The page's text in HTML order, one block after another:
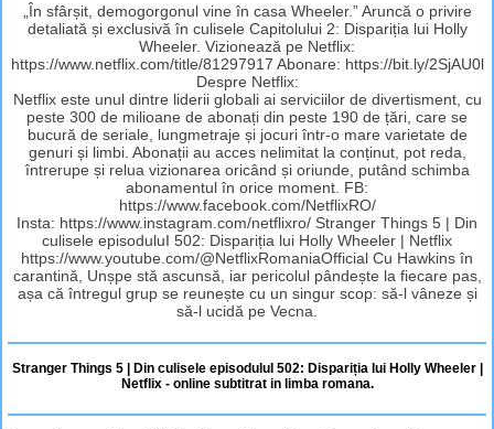
„În sfârșit, demogorgonul vine în casa Wheeler.” Aruncă o privire
detaliată și exclusivă în culisele Capitolului 2: Dispariția lui Holly
Wheeler. Vizionează pe Netflix:
https://www.netflix.com/title/81297917 Abonare: https://bit.ly/2SjAU0l
Despre Netflix:
Netflix este unul dintre liderii globali ai serviciilor de divertisment, cu
peste 300 de milioane de abonați din peste 190 de țări, care se
bucură de seriale, lungmetraje și jocuri într-o mare varietate de
genuri și limbi. Abonații au acces nelimitat la conținut, pot reda,
întrerupe și relua vizionarea oricând și oriunde, putând schimba
abonamentul în orice moment. FB:
https://www.facebook.com/NetflixRO/
Insta: https://www.instagram.com/netflixro/ Stranger Things 5 | Din
culisele episoduluI 502: Dispariția lui Holly Wheeler | Netflix
https://www.youtube.com/@NetflixRomaniaOfficial Cu Hawkins în
carantină, Unșpe stă ascunsă, iar pericolul pândește la fiecare pas,
așa că întregul grup se reunește cu un singur scop: să-l vâneze și
să-l ucidă pe Vecna.
Stranger Things 5 | Din culisele episoduluI 502: Dispariția lui Holly Wheeler |
Netflix - online subtitrat in limba romana.